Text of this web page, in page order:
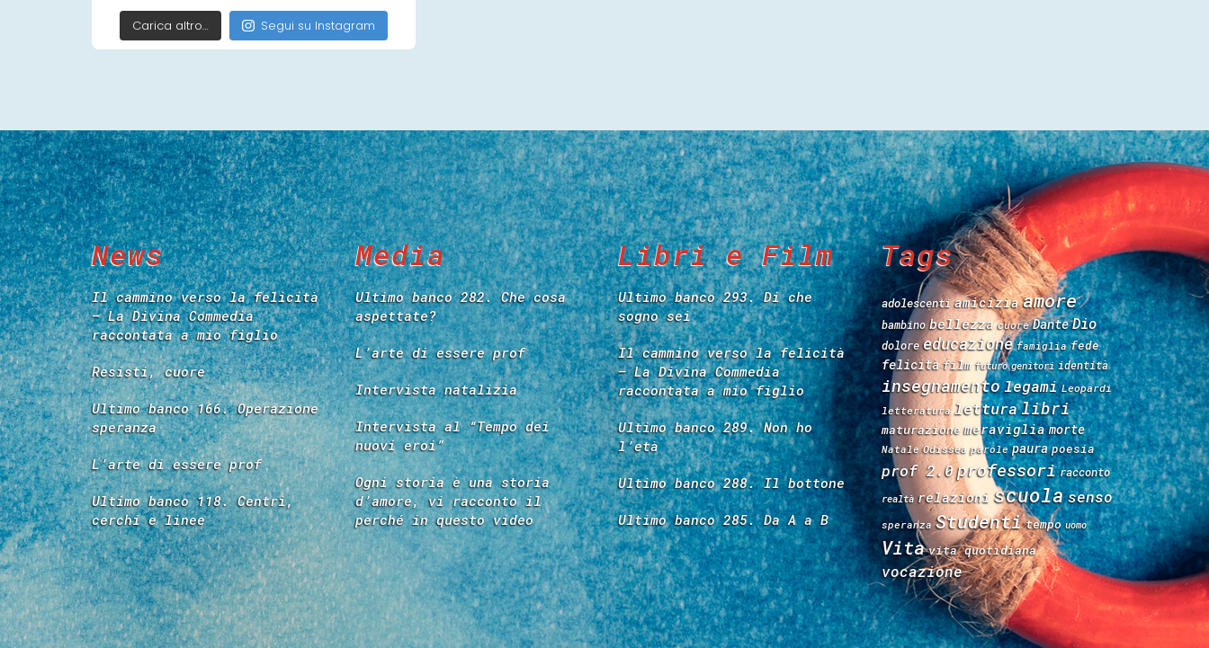
Carica altro… Segui su Instagram
News
Il cammino verso la felicità
– La Divina Commedia
raccontata a mio figlio
Resisti, cuore
Ultimo banco 166. Operazione
speranza
L’arte di essere prof
Ultimo banco 118. Centri,
cerchi e linee
Media
Ultimo banco 282. Che cosa
aspettate?
L’arte di essere prof
Intervista natalizia
Intervista al “Tempo dei
nuovi eroi”
Ogni storia è una storia
d’amore, vi racconto il
perché in questo video
Libri e Film
Ultimo banco 293. Di che
sogno sei
Il cammino verso la felicità
– La Divina Commedia
raccontata a mio figlio
Ultimo banco 289. Non ho
l’età
Ultimo banco 288. Il bottone
Ultimo banco 285. Da A a B
Tags
adolescenti amicizia amore
bambino bellezza cuore Dante Dio
dolore educazione famiglia fede
felicità film futuro genitori identità
insegnamentolegami Leopardi
letteratura letturalibri
maturazione meraviglia morte
Natale Odissea parole paura poesia
prof 2.0professori racconto
realtà relazioni scuola senso
speranza Studenti tempo uomo
Vita vita quotidiana
vocazione